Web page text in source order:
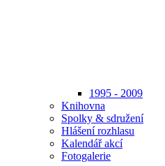
1995 - 2009
Knihovna
Spolky & sdružení
Hlášení rozhlasu
Kalendář akcí
Fotogalerie